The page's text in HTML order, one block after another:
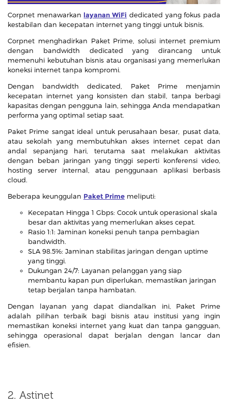
Corpnet menawarkan layanan WiFi dedicated yang fokus pada
kestabilan dan kecepatan internet yang tinggi untuk bisnis.
Corpnet menghadirkan Paket Prime, solusi internet premium
dengan bandwidth dedicated yang dirancang untuk
memenuhi kebutuhan bisnis atau organisasi yang memerlukan
koneksi internet tanpa kompromi.
Dengan bandwidth dedicated, Paket Prime menjamin
kecepatan internet yang konsisten dan stabil, tanpa berbagi
kapasitas dengan pengguna lain, sehingga Anda mendapatkan
performa yang optimal setiap saat.
Paket Prime sangat ideal untuk perusahaan besar, pusat data,
atau sekolah yang membutuhkan akses internet cepat dan
andal sepanjang hari, terutama saat melakukan aktivitas
dengan beban jaringan yang tinggi seperti konferensi video,
hosting server internal, atau penggunaan aplikasi berbasis
cloud.
Beberapa keunggulan Paket Prime meliputi:
Kecepatan Hingga 1 Gbps: Cocok untuk operasional skala
besar dan aktivitas yang memerlukan akses cepat.
Rasio 1:1: Jaminan koneksi penuh tanpa pembagian
bandwidth.
SLA 98.5%: Jaminan stabilitas jaringan dengan uptime
yang tinggi.
Dukungan 24/7: Layanan pelanggan yang siap
membantu kapan pun diperlukan, memastikan jaringan
tetap berjalan tanpa hambatan.
Dengan layanan yang dapat diandalkan ini, Paket Prime
adalah pilihan terbaik bagi bisnis atau institusi yang ingin
memastikan koneksi internet yang kuat dan tanpa gangguan,
sehingga operasional dapat berjalan dengan lancar dan
efisien.
2. Astinet